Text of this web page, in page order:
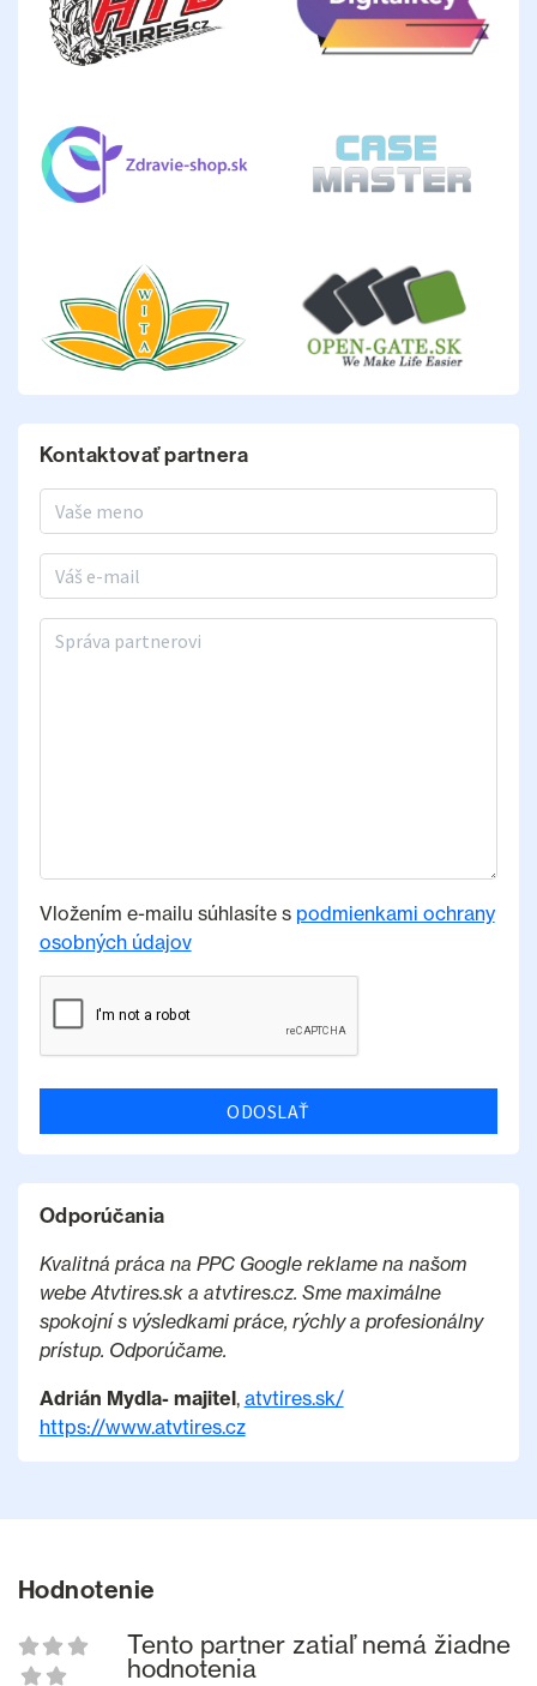
Kontaktovať partnera
Meno a priezvisko
E-mail
Správa partnerovi
Vložením e-mailu súhlasíte s podmienkami ochrany
osobných údajov
ODOSLAŤ
Odporúčania
Kvalitná práca na PPC Google reklame na našom
webe Atvtires.sk a atvtires.cz. Sme maximálne
spokojní s výsledkami práce, rýchly a profesionálny
prístup. Odporúčame.
Adrián Mydla- majitel, atvtires.sk/
https://www.atvtires.cz
Hodnotenie
Tento partner zatiaľ nemá žiadne
hodnotenia